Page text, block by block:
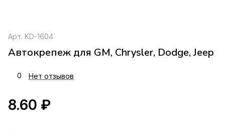
Арт. KD-1604
Автокрепеж для GM, Chrysler, Dodge, Jeep
0 Нет отзывов
8.60 ₽